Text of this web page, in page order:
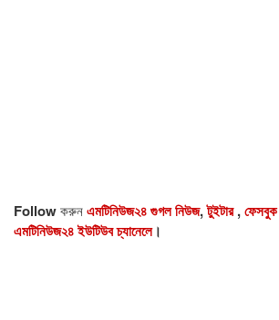
Followকরুনএমটিনিউজ২৪ গুগল নিউজ,টুইটার,ফেসবুক
এমটিনিউজ২৪ ইউটিউব চ্যানেলে।